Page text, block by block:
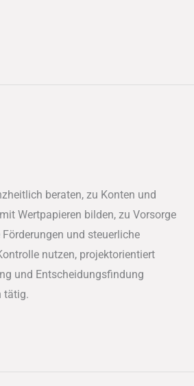
beraten, zu Konten und
Wertpapieren bilden, zu Vorsorge
und steuerliche
nutzen, projektorientiert
und Entscheidungsfindung
tätig.